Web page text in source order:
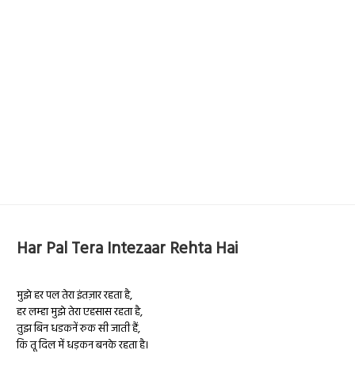
Har Pal Tera Intezaar Rehta Hai
मुझे हर पल तेरा इंतज़ार रहता है,
हर लम्हा मुझे तेरा एहसास रहता है,
तुझ बिन धडकनें रुक सी जाती हैं,
कि तू दिल में धड़कन बनके रहता है।